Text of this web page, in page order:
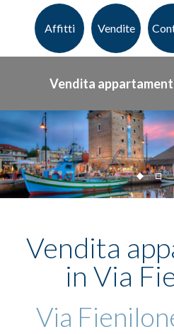
Vendita
Affitti Vendite
Vendita
in Via
Via